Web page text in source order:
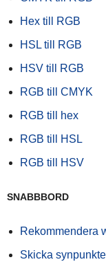
Hex till RGB
HSL till RGB
HSV till RGB
RGB till CMYK
RGB till hex
RGB till HSL
RGB till HSV
SNABBBORD
Rekommendera
Skicka